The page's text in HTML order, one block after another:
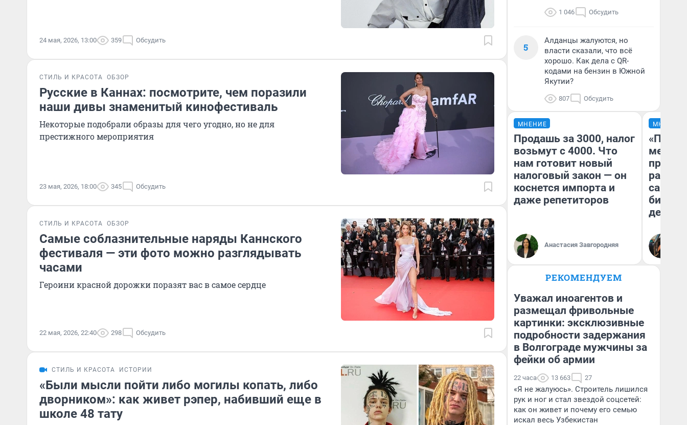
24 мая, 2026, 13:00 359 Обсудить
СТИЛЬ И КРАСОТА ОБЗОР
Русские в Каннах: посмотрите, чем поразили
наши дивы знаменитый кинофестиваль
Некоторые подобрали образы для чего угодно, но не для
престижного мероприятия
23 мая, 2026, 18:00 345 Обсудить
СТИЛЬ И КРАСОТА ОБЗОР
Самые соблазнительные наряды Каннского
фестиваля — эти фото можно разглядывать
часами
Героини красной дорожки поразят вас в самое сердце
22 мая, 2026, 22:40 298 Обсудить
СТИЛЬ И КРАСОТА ИСТОРИИ
«Были мысли пойти либо могилы копать, либо
дворником»: как живет рэпер, набивший еще в
школе 48 тату
1 046 Обсудить
5
Алданцы жалуются, но
власти сказали, что всё
хорошо. Как дела с QR-
кодами на бензин в Южной
Якутии?
807 Обсудить
МНЕНИЕ
Продашь за 3000, налог
возьмут с 4000. Что
нам готовит новый
налоговый закон — он
коснется импорта и
даже репетиторов
Анастасия Завгородняя
МНЕНИЕ
самом
РЕКОМЕНДУЕМ
Уважал иноагентов и
размещал фривольные
картинки: эксклюзивные
подробности задержания
в Волгограде мужчины за
фейки об армии
22 часа 13 663 27
«Я не жалуюсь». Строитель лишился
рук и ног и стал звездой соцсетей:
как он живет и почему его семью
искал весь Узбекистан